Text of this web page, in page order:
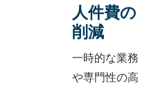
人件費の
削減
一時的な業務
や専門性の高